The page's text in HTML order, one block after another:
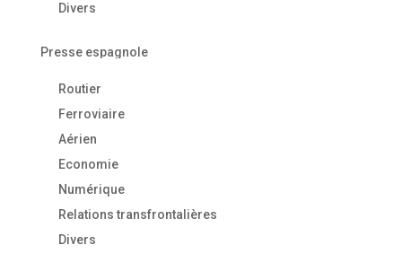
Divers
Presse espagnole
Routier
Ferroviaire
Aérien
Economie
Numérique
Relations transfrontalières
Divers